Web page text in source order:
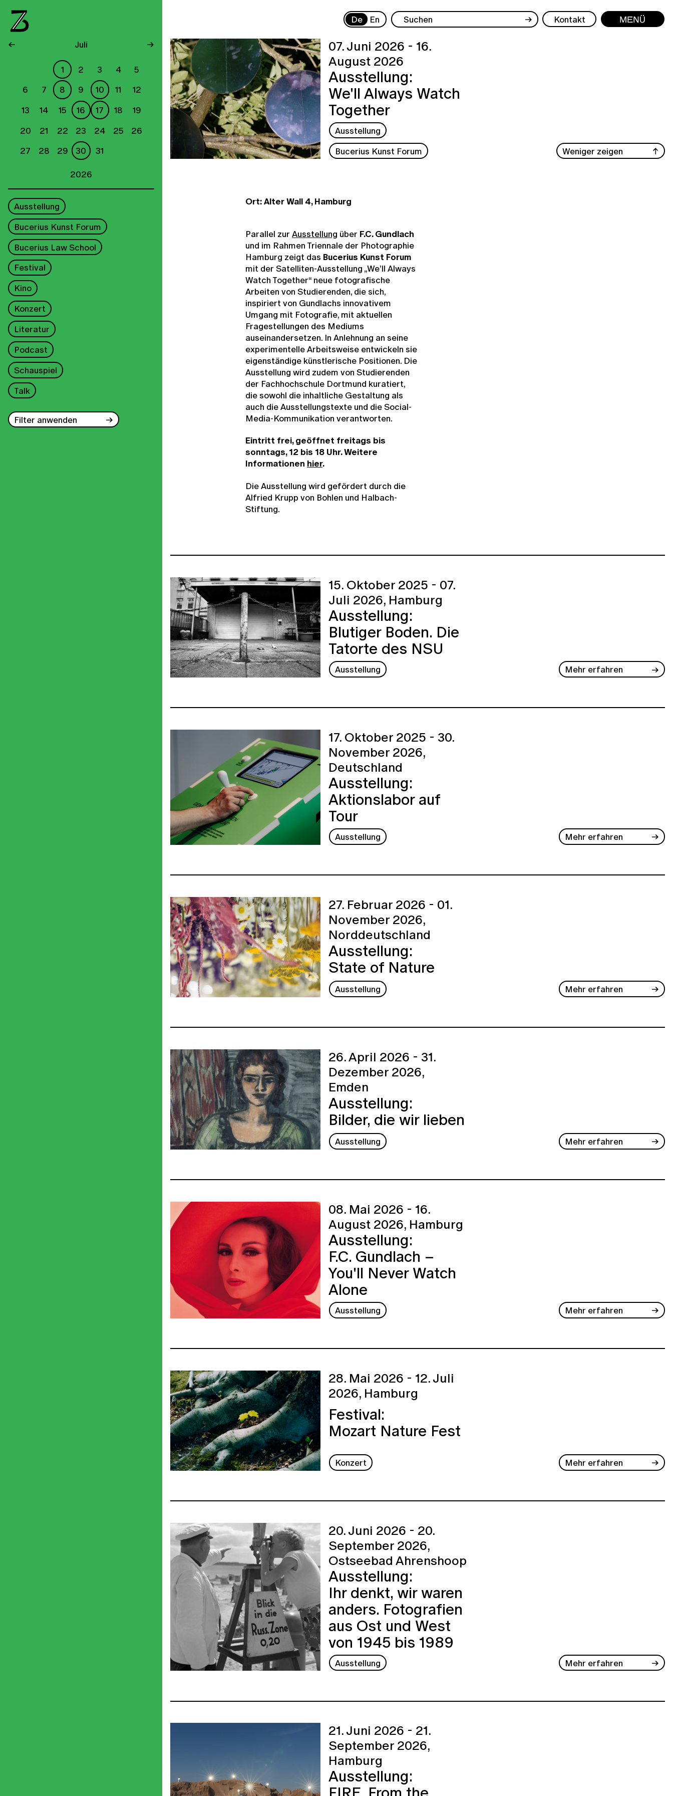
De En → Kontakt Menü
← Juli →
1 2 3 4
5
6
7 8 9 10 11
12
13
14 15 16 17 18
19
20
21 22 23 24 25
26
27
28 29 30
31
2026
Ausstellung
Bucerius Kunst Forum
Bucerius Law School
Festival
Kino
Konzert
Literatur
Podcast
Schauspiel
Talk
Filter anwenden
07. Juni 2026 - 16.
August 2026
Ausstellung:
We'll Always Watch
Together
Ausstellung
Bucerius Kunst Forum
Weniger zeigen
Ort: Alter Wall 4, Hamburg
Parallel zur Ausstellung über F.C. Gundlach
und im Rahmen Triennale der Photographie
Hamburg zeigt das Bucerius Kunst Forum
mit der Satelliten-Ausstellung „We’ll Always
Watch Together“ neue fotografische
Arbeiten von Studierenden, die sich,
inspiriert von Gundlachs innovativem
Umgang mit Fotografie, mit aktuellen
Fragestellungen des Mediums
auseinandersetzen. In Anlehnung an seine
experimentelle Arbeitsweise entwickeln sie
eigenständige künstlerische Positionen. Die
Ausstellung wird zudem von Studierenden
der Fachhochschule Dortmund kuratiert,
die sowohl die inhaltliche Gestaltung als
auch die Ausstellungstexte und die Social-
Media-Kommunikation verantworten.
Eintritt frei, geöffnet freitags bis
sonntags, 12 bis 18 Uhr. Weitere
Informationen hier.
Die Ausstellung wird gefördert durch die
Alfried Krupp von Bohlen und Halbach-
Stiftung.
15. Oktober 2025 - 07.
Juli 2026, Hamburg
Ausstellung:
Blutiger Boden. Die
Tatorte des NSU
Ausstellung Mehr erfahren
17. Oktober 2025 - 30.
November 2026,
Deutschland
Ausstellung:
Aktionslabor auf
Tour
Ausstellung Mehr erfahren
27. Februar 2026 - 01.
November 2026,
Norddeutschland
Ausstellung:
State of Nature
Ausstellung Mehr erfahren
26. April 2026 - 31.
Dezember 2026,
Emden
Ausstellung:
Bilder, die wir lieben
Ausstellung Mehr erfahren
08. Mai 2026 - 16.
August 2026, Hamburg
Ausstellung:
F.C. Gundlach –
You'll Never Watch
Alone
Ausstellung Mehr erfahren
28. Mai 2026 - 12. Juli
2026, Hamburg
Festival:
Mozart Nature Fest
Konzert Mehr erfahren
20. Juni 2026 - 20.
September 2026,
Ostseebad Ahrenshoop
Ausstellung:
Ihr denkt, wir waren
anders. Fotografien
aus Ost und West
von 1945 bis 1989
Ausstellung Mehr erfahren
21. Juni 2026 - 21.
September 2026,
Hamburg
Ausstellung: